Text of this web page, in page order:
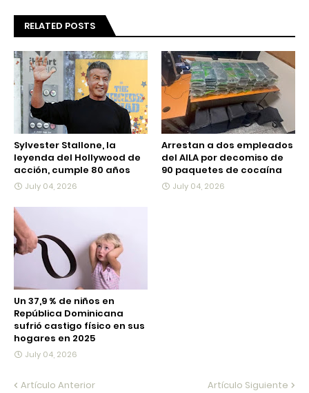
RELATED POSTS
Sylvester Stallone, la
leyenda del Hollywood de
acción, cumple 80 años
July 04, 2026
Arrestan a dos empleados
del AILA por decomiso de
90 paquetes de cocaína
July 04, 2026
Un 37,9 % de niños en
República Dominicana
sufrió castigo físico en sus
hogares en 2025
July 04, 2026
Artículo Anterior Artículo Siguiente